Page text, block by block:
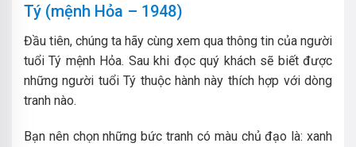
Tý (mệnh Hỏa – 1948)
Đầu tiên, chúng ta hãy cùng xem qua thông tin của người
tuổi Tý mệnh Hỏa. Sau khi đọc quý khách sẽ biết được
những người tuổi Tý thuộc hành này thích hợp với dòng
tranh nào.
Bạn nên chọn những bức tranh có màu chủ đạo là: xanh